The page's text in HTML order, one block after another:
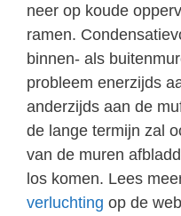
neer op koude
ramen.
binnen- als
probleem enerzijds
anderzijds aan de
de lange termijn zal
van de muren
los komen. Lees
verluchting op de